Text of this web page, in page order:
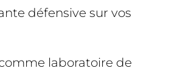
défensive sur vos
laboratoire de